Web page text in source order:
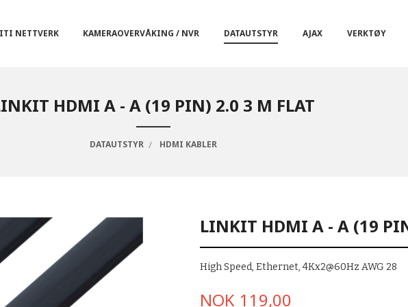
NETTVERK KAMERAOVERVÅKING / NVR DATAUTSTYR AJAX VERKTØY
HDMI A - A (19 PIN) 2.0 3 M FLAT
DATAUTSTYR HDMI KABLER
LINKIT HDMI A - A (19
High Speed, Ethernet, 4Kx2@60Hz AWG 28
Pris
NOK 119,00